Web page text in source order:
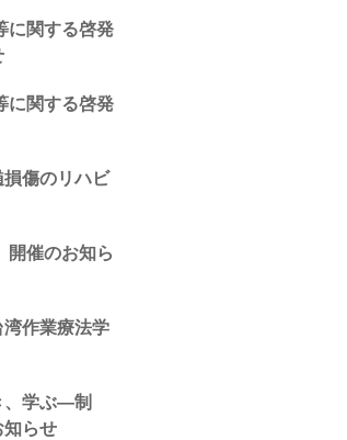
に関する啓発
に関する啓発
傷のリハビ
開催のお知ら
作業療法学
、学ぶ―制
らせ